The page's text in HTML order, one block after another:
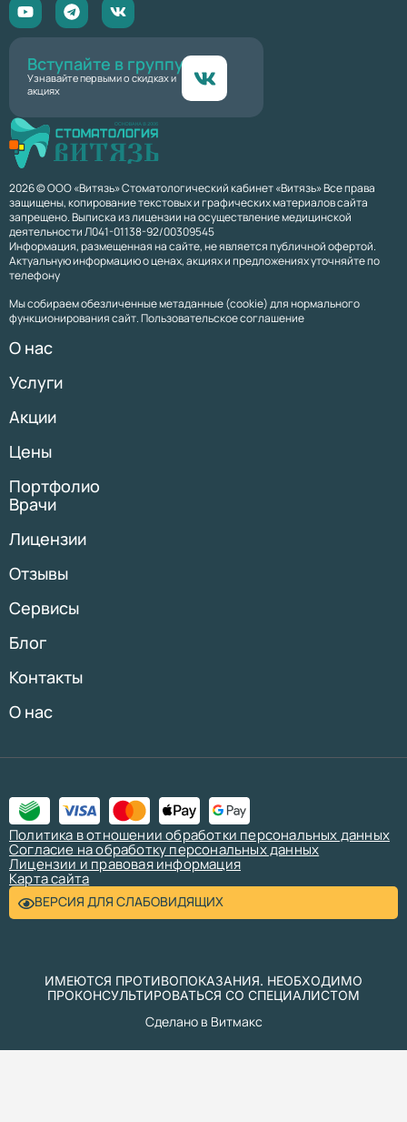
2026 © ООО «Витязь» Стоматологический кабинет «Витязь» Все права
защищены, копирование текстовых и графических материалов сайта
запрещено. Выписка из лицензии на осуществление медицинской
деятельности Л041-01138-92/00309545
Информация, размещенная на сайте, не является публичной офертой.
Актуальную информацию о ценах, акциях и предложениях уточняйте по
телефону
Мы собираем обезличенные метаданные (cookie) для нормального
функционирования сайт. Пользовательское соглашение
О нас
Услуги
Акции
Цены
Портфолио
Врачи
Лицензии
Отзывы
Сервисы
Блог
Контакты
О нас
Вступайте в группу
Узнавайте первыми о скидках и
акциях
ВЕРСИЯ ДЛЯ СЛАБОВИДЯЩИХ
Политика в отношении обработки персональных данных
Согласие на обработку персональных данных
Лицензии и правовая информация
Карта сайта
ИМЕЮТСЯ ПРОТИВОПОКАЗАНИЯ. НЕОБХОДИМО
ПРОКОНСУЛЬТИРОВАТЬСЯ СО СПЕЦИАЛИСТОМ
Сделано в Витмакс